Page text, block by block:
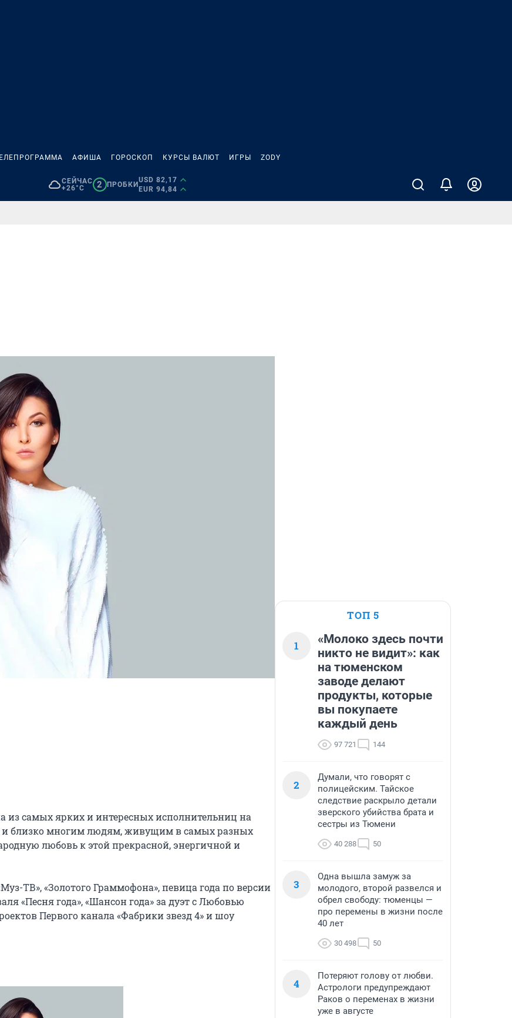
АФИША ГОРОСКОП КУРСЫ ВАЛЮТ ИГРЫ ZODY
СЕЙЧАС
+26°C
2 ПРОБКИ
USD 82,17
EUR 94,84
из самых ярких и интересных исполнительниц на
и близко многим людям, живущим в самых разных
любовь к этой прекрасной, энергичной и
ТВ», «Золотого Граммофона», певица года по версии
«Песня года», «Шансон года» за дуэт с Любовью
Первого канала «Фабрики звезд 4» и шоу
ТОП 5
1
«Молоко здесь почти
никто не видит»: как
на тюменском
заводе делают
продукты, которые
вы покупаете
каждый день
97 721 144
2
Думали, что говорят с
полицейским. Тайское
следствие раскрыло детали
зверского убийства брата и
сестры из Тюмени
40 288 50
3
Одна вышла замуж за
молодого, второй развелся и
обрел свободу: тюменцы —
про перемены в жизни после
40 лет
30 498 50
4
Потеряют голову от любви.
Астрологи предупреждают
Раков о переменах в жизни
уже в августе